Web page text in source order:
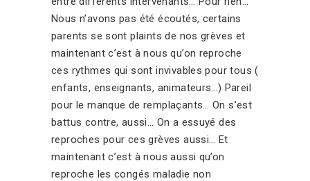
Nous n’avons pas été écoutés, certains
parents se sont plaints de nos grèves et
maintenant c’est à nous qu’on reproche
ces rythmes qui sont invivables pour tous (
enfants, enseignants, animateurs…) Pareil
pour le manque de remplaçants… On s’est
battus contre, aussi… On a essuyé des
reproches pour ces grèves aussi… Et
maintenant c’est à nous aussi qu’on
reproche les congés maladie non